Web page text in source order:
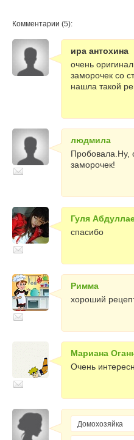
Комментарии (5):
ира антохина
очень
заморочек со
нашла такой
людмила
Пробовала.Ну,
заморочек!
Гуля
спасибо
Римма
хороший
Мариана
Очень